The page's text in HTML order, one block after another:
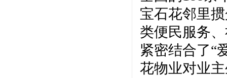
宝石花邻里
类便民服务
紧密结合了“
花物业对业